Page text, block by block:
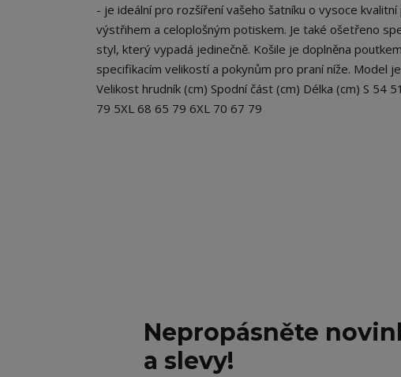
- je ideální pro rozšíření vašeho šatníku o vysoce
výstřihem a celoplošným potiskem. Je také ošetřeno
styl, který vypadá jedinečně. Košile je doplněna
specifikacím velikostí a pokynům pro praní níže. Model
Velikost hrudník (cm) Spodní část (cm) Délka (cm) S
79 5XL 68 65 79 6XL 70 67 79
Nepropásněte
a slevy!